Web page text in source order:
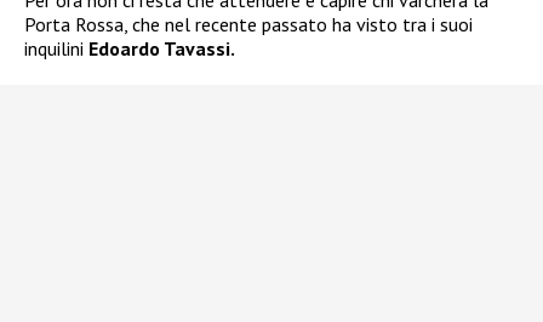
Porta Rossa, che nel recente passato ha visto tra i suoi
inquilini Edoardo Tavassi.